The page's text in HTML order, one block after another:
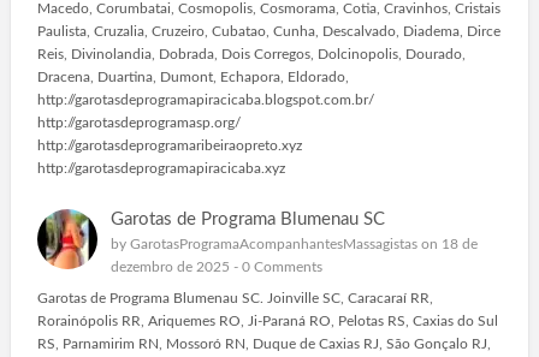
Macedo, Corumbatai, Cosmopolis, Cosmorama, Cotia, Cravinhos, Cristais
Paulista, Cruzalia, Cruzeiro, Cubatao, Cunha, Descalvado, Diadema, Dirce
Reis, Divinolandia, Dobrada, Dois Corregos, Dolcinopolis, Dourado,
Dracena, Duartina, Dumont, Echapora, Eldorado,
http://garotasdeprogramapiracicaba.blogspot.com.br/
http://garotasdeprogramasp.org/
http://garotasdeprogramaribeiraopreto.xyz
http://garotasdeprogramapiracicaba.xyz
Garotas de Programa Blumenau SC
by GarotasProgramaAcompanhantesMassagistason 18 de
dezembro de 2025 - 0 Comments
Garotas de Programa Blumenau SC. Joinville SC, Caracaraí RR,
Rorainópolis RR, Ariquemes RO, Ji-Paraná RO, Pelotas RS, Caxias do Sul
RS, Parnamirim RN, Mossoró RN, Duque de Caxias RJ, São Gonçalo RJ,